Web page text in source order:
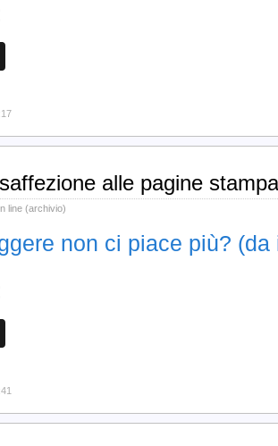
alle pagine
line (archivio)
non ci piace più?